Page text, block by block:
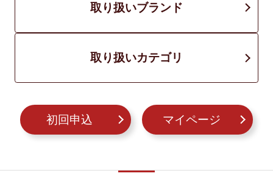
取り扱いブランド
取り扱いカテゴリ
初回申込 マイページ